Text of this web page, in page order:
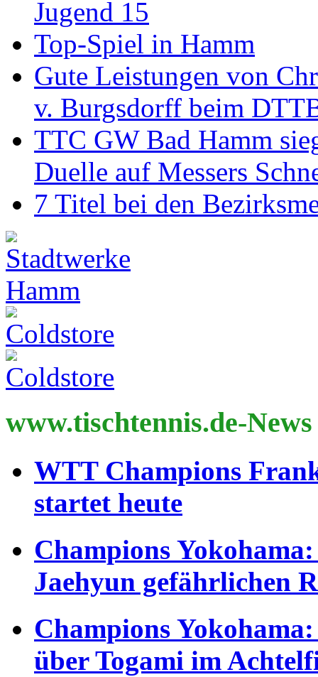
Jugend 15
Top-Spiel in Hamm
Gute Leistungen von
v. Burgsdorff beim
TTC GW Bad Hamm
Duelle auf Messers
7 Titel bei den
www.tischtennis.de-News
WTT Champions
startet heute
Champions
Jaehyun gefährlichen
Champions
über Togami im